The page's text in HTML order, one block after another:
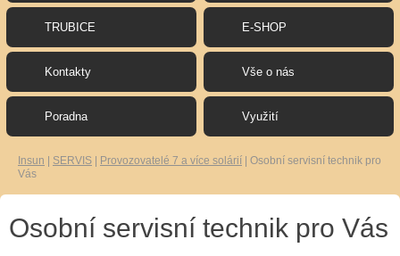
TRUBICE E-SHOP
Kontakty Vše o nás
Poradna Využití
Insun | SERVIS | Provozovatelé 7 a více solárií | Osobní servisní technik pro
Vás
Osobní servisní technik pro Vás